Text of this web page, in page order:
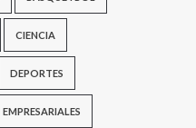
CIENCIA
DEPORTES
EMPRESARIALES